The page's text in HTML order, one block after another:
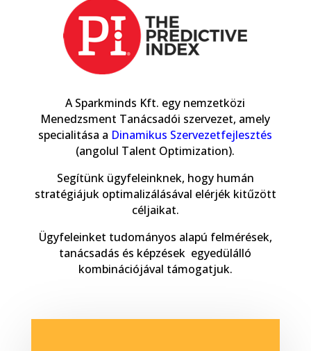
A Sparkminds Kft. egy nemzetközi
Menedzsment Tanácsadói szervezet, amely
specialitása a Dinamikus Szervezetfejlesztés
(angolul Talent Optimization).
Segítünk ügyfeleinknek, hogy humán
stratégiájuk optimalizálásával elérjék kitűzött
céljaikat.
Ügyfeleinket tudományos alapú felmérések,
tanácsadás és képzések egyedülálló
kombinációjával támogatjuk.